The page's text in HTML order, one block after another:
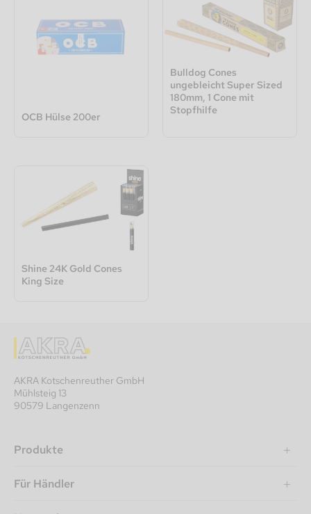
OCB Hülse 200er
Bulldog Cones
ungebleicht Super Sized
180mm, 1 Cone mit
Stopfhilfe
Shine 24K Gold Cones
King Size
AKRA Kotschenreuther GmbH
Mühlsteig 13
90579 Langenzenn
Produkte
Für Händler